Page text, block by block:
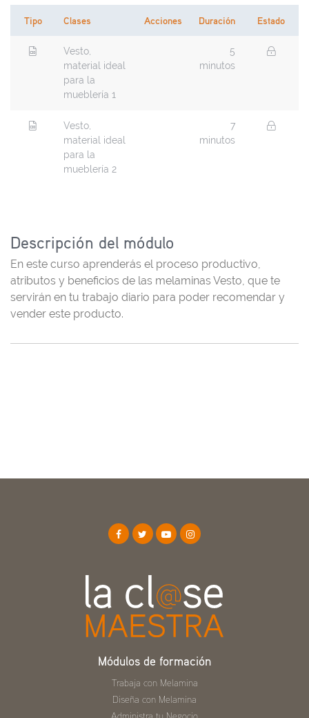
Tipo Clases Acciones Duración Estado
Vesto,
material ideal
para la
mueblería 1
5
minutos
Vesto,
material ideal
para la
mueblería 2
7
minutos
Descripción del módulo
En este curso aprenderás el proceso productivo,
atributos y beneficios de las melaminas Vesto, que te
servirán en tu trabajo diario para poder recomendar y
vender este producto.
Módulos de formación
Trabaja con Melamina
Diseña con Melamina
Administra tu Negocio